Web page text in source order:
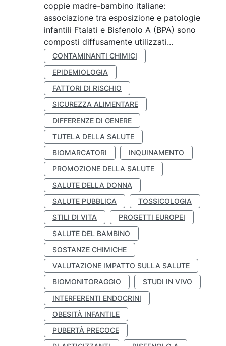
coppie madre-bambino italiane:
associazione tra esposizione e patologie
infantili Ftalati e Bisfenolo A (BPA) sono
composti diffusamente utilizzati...
CONTAMINANTI CHIMICI
EPIDEMIOLOGIA
FATTORI DI RISCHIO
SICUREZZA ALIMENTARE
DIFFERENZE DI GENERE
TUTELA DELLA SALUTE
BIOMARCATORI
INQUINAMENTO
PROMOZIONE DELLA SALUTE
SALUTE DELLA DONNA
SALUTE PUBBLICA
TOSSICOLOGIA
STILI DI VITA
PROGETTI EUROPEI
SALUTE DEL BAMBINO
SOSTANZE CHIMICHE
VALUTAZIONE IMPATTO SULLA SALUTE
BIOMONITORAGGIO
STUDI IN VIVO
INTERFERENTI ENDOCRINI
OBESITÀ INFANTILE
PUBERTÀ PRECOCE